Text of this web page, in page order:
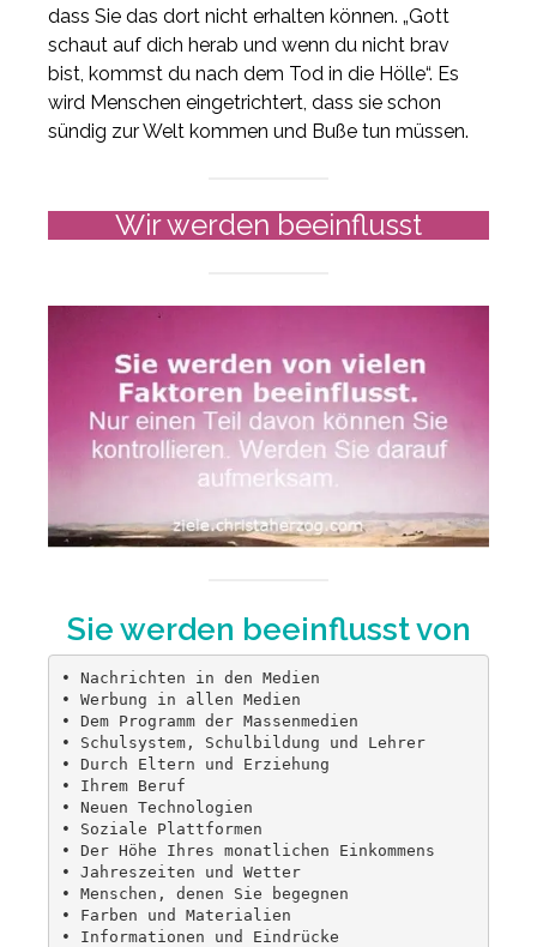
dass Sie das dort nicht erhalten können. „Gott
schaut auf dich herab und wenn du nicht brav
bist, kommst du nach dem Tod in die Hölle“. Es
wird Menschen eingetrichtert, dass sie schon
sündig zur Welt kommen und Buße tun müssen.
Wir werden beeinflusst
Sie werden beeinflusst von
• Nachrichten in den Medien
• Werbung in allen Medien
• Dem Programm der Massenmedien
• Schulsystem, Schulbildung und Lehrer
• Durch Eltern und Erziehung
• Ihrem Beruf
• Neuen Technologien
• Soziale Plattformen
• Der Höhe Ihres monatlichen Einkommens
• Jahreszeiten und Wetter
• Menschen, denen Sie begegnen
• Farben und Materialien
• Informationen und Eindrücke